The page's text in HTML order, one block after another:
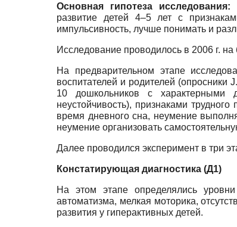
Основная гипотеза исследования:
развитие детей 4–5 лет с
импульсивность, лучше понимать и
Исследование проводилось в 2006 г.
На предварительном этапе
воспитателей и родителей (опросники
10 дошкольников с характерными
неустойчивость), признаками
время дневного сна, неумение
неумение организовать
Далее проводился эксперимент в три
Констатирующая диагностика (Д1)
На этом этапе определялись уровни
автоматизма, мелкая моторика,
развития у гиперактивных детей.